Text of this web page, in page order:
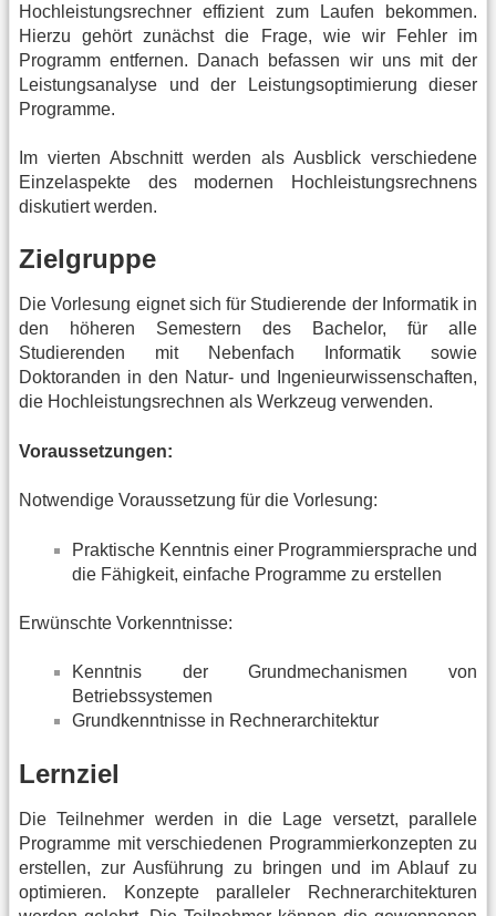
Hochleistungsrechner effizient zum Laufen bekommen.
Hierzu gehört zunächst die Frage, wie wir Fehler im
Programm entfernen. Danach befassen wir uns mit der
Leistungsanalyse und der Leistungsoptimierung dieser
Programme.
Im vierten Abschnitt werden als Ausblick verschiedene
Einzelaspekte des modernen Hochleistungsrechnens
diskutiert werden.
Zielgruppe
Die Vorlesung eignet sich für Studierende der Informatik in
den höheren Semestern des Bachelor, für alle
Studierenden mit Nebenfach Informatik sowie
Doktoranden in den Natur- und Ingenieurwissenschaften,
die Hochleistungsrechnen als Werkzeug verwenden.
Voraussetzungen:
Notwendige Voraussetzung für die Vorlesung:
Praktische Kenntnis einer Programmiersprache und
die Fähigkeit, einfache Programme zu erstellen
Erwünschte Vorkenntnisse:
Kenntnis der Grundmechanismen von
Betriebssystemen
Grundkenntnisse in Rechnerarchitektur
Lernziel
Die Teilnehmer werden in die Lage versetzt, parallele
Programme mit verschiedenen Programmierkonzepten zu
erstellen, zur Ausführung zu bringen und im Ablauf zu
optimieren. Konzepte paralleler Rechnerarchitekturen